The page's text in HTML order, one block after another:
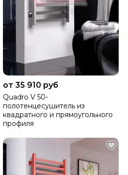
от 35 910 руб
Quadro V 50-
полотенцесушитель из
квадратного и прямоугольного
профиля